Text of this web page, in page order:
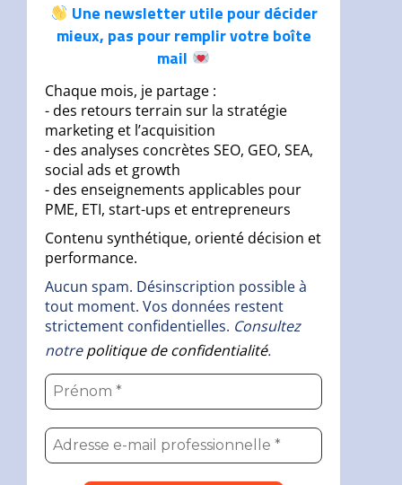
Une newsletter utile pour décider
mieux, pas pour remplir votre boîte
mail
Chaque mois, je partage :
- des retours terrain sur la stratégie
marketing et l’acquisition
- des analyses concrètes SEO, GEO, SEA,
social ads et growth
- des enseignements applicables pour
PME, ETI, start-ups et entrepreneurs
Contenu synthétique, orienté décision et
performance.
Aucun spam. Désinscription possible à
tout moment. Vos données restent
strictement confidentielles. Consultez
notrepolitique de confidentialité.